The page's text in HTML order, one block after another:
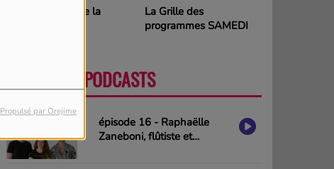
Propulsé par Orejime
Découvrons toute la
La Grille des
programmes SAMEDI
DERNIERS PODCASTS
épisode 16 - Raphaëlle
Zaneboni, flûtiste et